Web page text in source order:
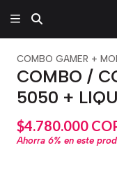
COMBO GAMER +
COMBO /
5050 +
$4.780.000
Ahorra 6% en este